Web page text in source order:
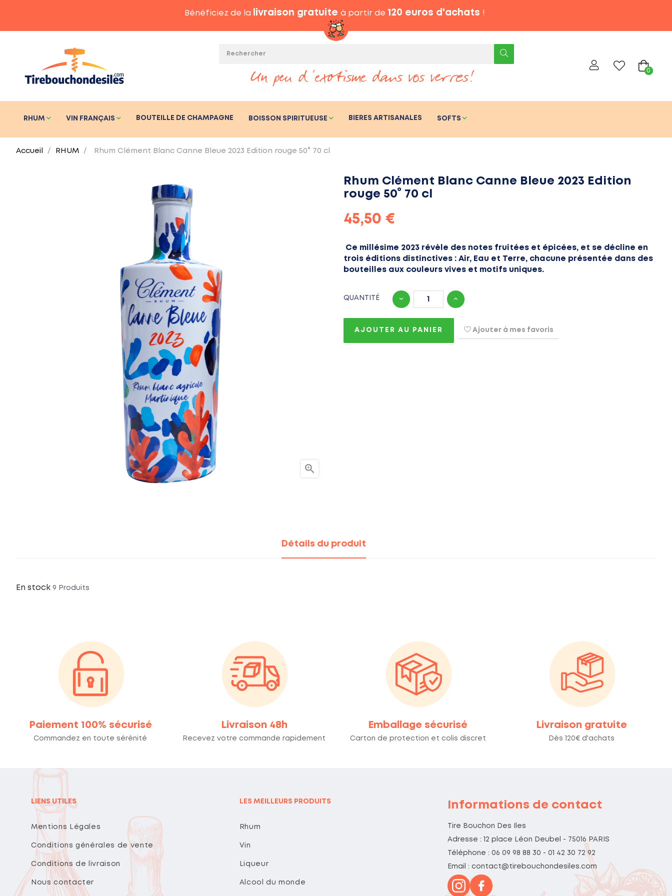
Bénéficiez de la livraison gratuite à partir de 120 euros d'achats !
0
RHUM VIN FRANÇAIS BOUTEILLE DE CHAMPAGNE BOISSON SPIRITUEUSE BIERES ARTISANALES SOFTS
Accueil RHUM Rhum Clément Blanc Canne Bleue 2023 Edition rouge 50° 70 cl

Rhum Clément Blanc Canne Bleue 2023 Edition
rouge 50° 70 cl
45,50 €
Ce millésime 2023 révèle des notes fruitées et épicées, et se décline en
trois éditions distinctives : Air, Eau et Terre, chacune présentée dans des
bouteilles aux couleurs vives et motifs uniques.
QUANTITÉ
AJOUTER AU PANIER Ajouter à mes favoris
Détails du produit
En stock 9 Produits
Paiement 100% sécurisé
Commandez en toute sérénité
Livraison 48h
Recevez votre commande rapidement
Emballage sécurisé
Carton de protection et colis discret
Livraison gratuite
Dès 120€ d'achats
LIENS UTILES
Mentions Légales
Conditions générales de vente
Conditions de livraison
Nous contacter
LES MEILLEURS PRODUITS
Rhum
Vin
Liqueur
Alcool du monde
Informations de contact
Tire Bouchon Des Iles
Adresse : 12 place Léon Deubel - 75016 PARIS
Téléphone : 06 09 98 88 30 - 01 42 30 72 92
Email : contact@tirebouchondesiles.com